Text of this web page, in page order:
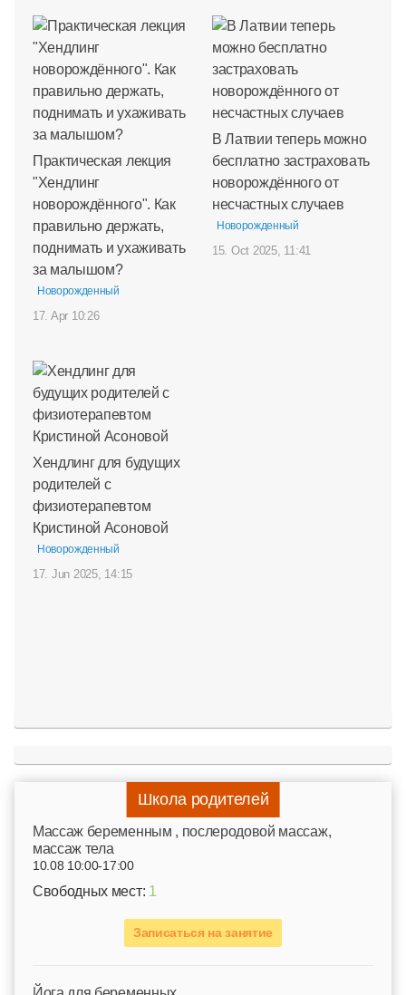
Практическая лекция
"Хендлинг
новорождённого". Как
правильно держать,
поднимать и ухаживать
за малышом?
Новорожденный
17. Apr 10:26
В Латвии теперь можно
бесплатно застраховать
новорождённого от
несчастных случаев
Новорожденный
15. Oct 2025, 11:41
Хендлинг для будущих
родителей с
физиотерапевтом
Кристиной Асоновой
Новорожденный
17. Jun 2025, 14:15
Школа родителей
Mассаж беременным , послеродовой массаж,
массаж тела
10.08 10:00-17:00
Свободных мест: 1
Записаться на занятие